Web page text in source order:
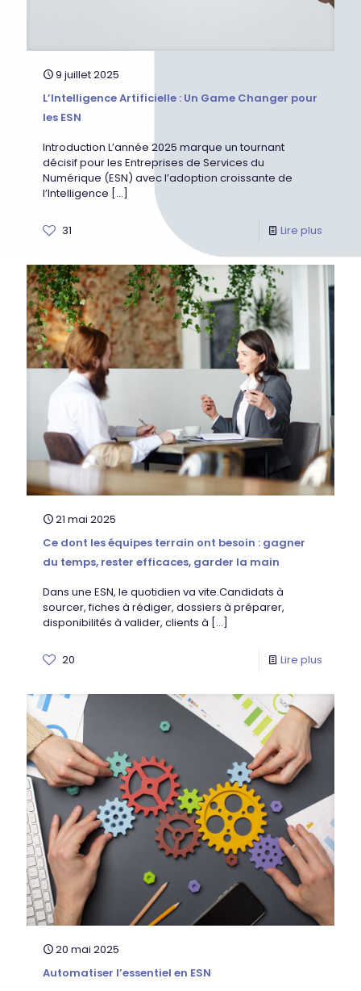
9 juillet 2025
L’Intelligence Artificielle : Un Game Changer pour
les ESN
Introduction L’année 2025 marque un tournant
décisif pour les Entreprises de Services du
Numérique (ESN) avec l’adoption croissante de
l’Intelligence […]
31 Lire plus
21 mai 2025
Ce dont les équipes terrain ont besoin : gagner
du temps, rester efficaces, garder la main
Dans une ESN, le quotidien va vite.Candidats à
sourcer, fiches à rédiger, dossiers à préparer,
disponibilités à valider, clients à […]
20 Lire plus
20 mai 2025
Automatiser l’essentiel en ESN